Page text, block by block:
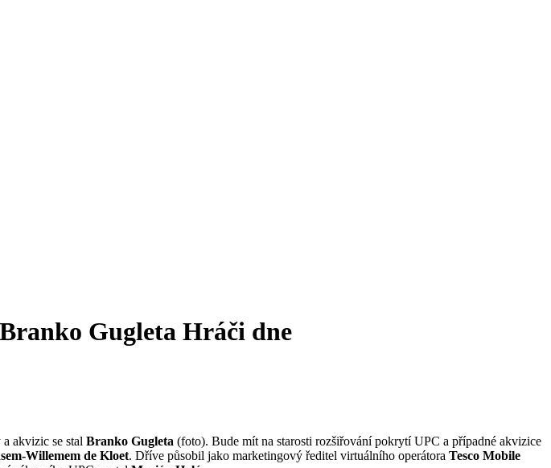
Gugleta Hráči dne
akvizic se stal Branko Gugleta (foto). Bude mít na starosti rozšiřování pokrytí UPC a případné akvizice
Willemem de Kloet. Dříve působil jako marketingový ředitel virtuálního operátora Tesco Mobile